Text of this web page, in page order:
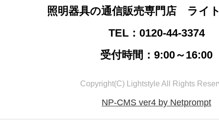
照明器具の通信販売専門店 ライ
TEL：0120-44-3374
受付時間：9:00～16:00
Copyright(C) Lightstyle All Rights
NP-CMS ver4 by Netprompt